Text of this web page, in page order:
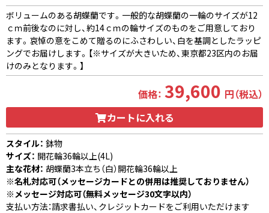
ボリュームのある胡蝶蘭です。一般的な胡蝶蘭の一輪のサイズが12
ｃｍ前後なのに対し、約14ｃｍの輪サイズのものをご用意しており
ます。哀悼の意をこめて贈るのにふさわしい、白を基調としたラッピ
ングでお届けします。【※サイズが大きいため、東京都23区内のお届
けのみとなります。】
価格： 39,600 円（税込）
カートに入れる
スタイル： 鉢物
サイズ： 開花輪36輪以上(4L)
主な花材： 胡蝶蘭3本立ち（白）開花輪36輪以上
※名札対応可（メッセージカードとの併用は推奨しておりません）
※メッセージ対応可（無料メッセージ30文字以内）
支払い方法：請求書払い、クレジットカードをご利用いただけます